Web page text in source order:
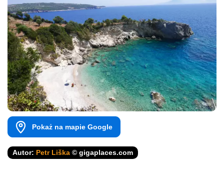
Pokaż na mapie Google
Autor: Petr Liška © gigaplaces.com